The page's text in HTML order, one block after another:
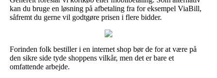
kan du bruge en løsning på afbetaling fra for eksempel ViaBill,
såfremt du gerne vil godtgøre prisen i flere bidder.
Forinden folk bestiller i en internet shop bør de for at være på
den sikre side tyde shoppens vilkår, men det er bare et
omfattende arbejde.